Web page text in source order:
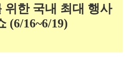
위한 국내 최대 행사
(6/16~6/19)